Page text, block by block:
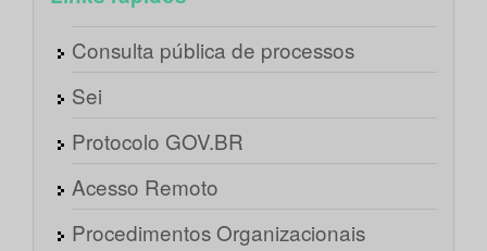
Consulta pública de processos
Sei
Protocolo GOV.BR
Acesso Remoto
Procedimentos Organizacionais